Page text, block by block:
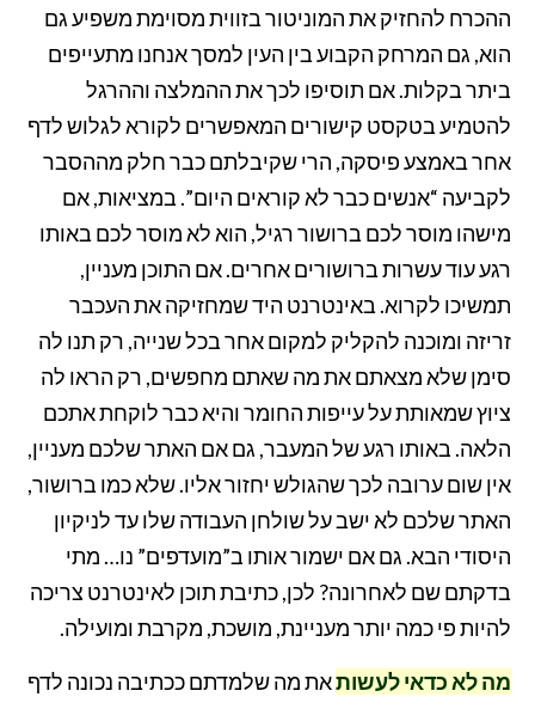
ההכרח להחזיק את המוניטור בזווית מסוימת משפיע גם
הוא, גם המרחק הקבוע בין העין למסך אנחנו מתעייפים
ביתר בקלות. אם תוסיפו לכך את ההמלצה וההרגל
להטמיע בטקסט קישורים המאפשרים לקורא לגלוש לדף
אחר באמצע פיסקה, הרי שקיבלתם כבר חלק מההסבר
לקביעה “אנשים כבר לא קוראים היום”. במציאות, אם
מישהו מוסר לכם ברושור רגיל, הוא לא מוסר לכם באותו
רגע עוד עשרות ברושורים אחרים. אם התוכן מעניין,
תמשיכו לקרוא. באינטרנט היד שמחזיקה את העכבר
זריזה ומוכנה להקליק למקום אחר בכל שנייה, רק תנו לה
סימן שלא מצאתם את מה שאתם מחפשים, רק הראו לה
ציוץ שמאותת על עייפות החומר והיא כבר לוקחת אתכם
הלאה. באותו רגע של המעבר, גם אם האתר שלכם מעניין,
אין שום ערובה לכך שהגולש יחזור אליו. שלא כמו ברושור,
האתר שלכם לא ישב על שולחן העבודה שלו עד לניקיון
היסודי הבא. גם אם ישמור אותו ב”מועדפים” נו… מתי
בדקתם שם לאחרונה? לכן, כתיבת תוכן לאינטרנט צריכה
להיות פי כמה יותר מעניינת, מושכת, מקרבת ומועילה.
מה לא כדאי לעשותאת מה שלמדתם ככתיבה נכונה לדף